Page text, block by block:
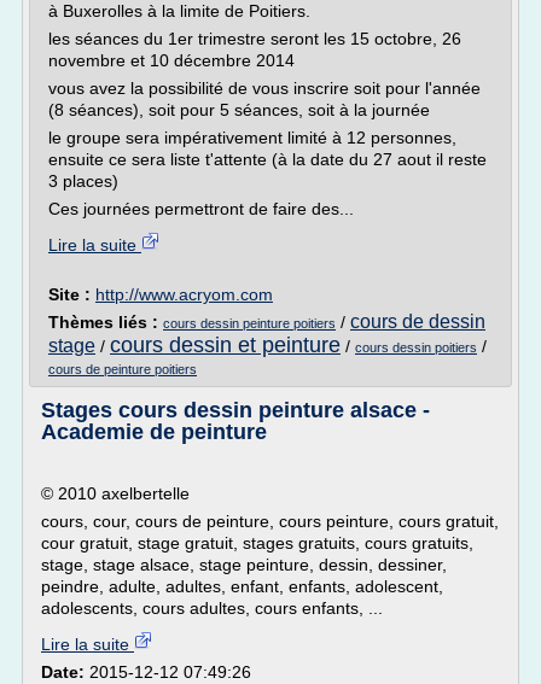
à Buxerolles à la limite de Poitiers.
les séances du 1er trimestre seront les 15 octobre, 26
novembre et 10 décembre 2014
vous avez la possibilité de vous inscrire soit pour l'année
(8 séances), soit pour 5 séances, soit à la journée
le groupe sera impérativement limité à 12 personnes,
ensuite ce sera liste t'attente (à la date du 27 aout il reste
3 places)
Ces journées permettront de faire des...
Lire la suite
Site : http://www.acryom.com
Thèmes liés : cours dessin peinture poitiers / cours de dessin
stage / cours dessin et peinture / cours dessin poitiers /
cours de peinture poitiers
Stages cours dessin peinture alsace -
Academie de peinture
© 2010 axelbertelle
cours, cour, cours de peinture, cours peinture, cours gratuit,
cour gratuit, stage gratuit, stages gratuits, cours gratuits,
stage, stage alsace, stage peinture, dessin, dessiner,
peindre, adulte, adultes, enfant, enfants, adolescent,
adolescents, cours adultes, cours enfants, ...
Lire la suite
Date: 2015-12-12 07:49:26